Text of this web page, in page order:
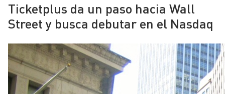
Podcasts Programas
Lo Último Actualidad
Ciudad Economía
Radio en vivo Sostenibilidad
Tendencias Deportes
Ticketplus da un paso hacia Wall
Street y busca debutar en el Nasdaq